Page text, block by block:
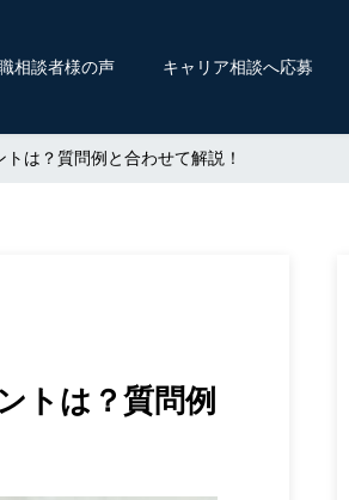
相談者様の声 キャリア相談へ応募
は？質問例と合わせて解説！
トは？質問例